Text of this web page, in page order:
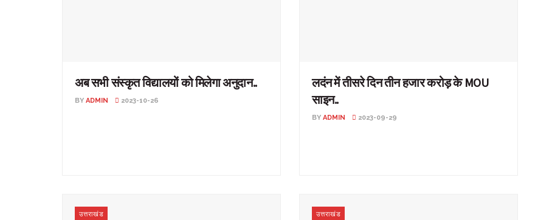
अब सभी संस्कृत विद्यालयों को मिलेगा अनुदान..
BY ADMIN 2023-10-26
लदंन में तीसरे दिन तीन हजार करोड़ के MOU
साइन..
BY ADMIN 2023-09-29
उत्तराखंड उत्तराखंड